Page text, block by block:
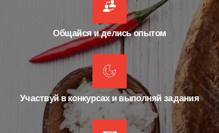
Общайся и делись опытом
Участвуй в конкурсах и выполняй задания